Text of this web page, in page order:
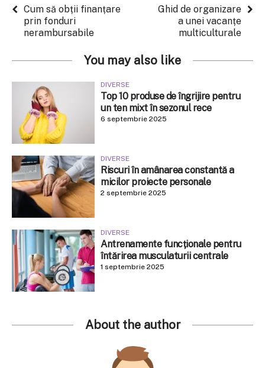
Cum să obții finanțare
prin fonduri
nerambursabile
Ghid de organizare
a unei vacanțe
multiculturale
You may also like
DIVERSE
Top 10 produse de îngrijire pentru
un ten mixt în sezonul rece
6 septembrie 2025
DIVERSE
Riscuri în amânarea constantă a
micilor proiecte personale
2 septembrie 2025
DIVERSE
Antrenamente funcționale pentru
întărirea musculaturii centrale
1 septembrie 2025
About the author